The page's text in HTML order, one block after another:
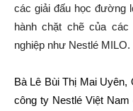
các giải đấu học đường
hành chặt chẽ của
nghiệp như Nestlé MILO.
Bà Lê Bùi Thị Mai Uyên,
công ty Nestlé Việt Nam